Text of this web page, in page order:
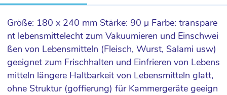
Größe: 180 x 240 mm Stärke: 90 µ Farbe: transpare
nt lebensmittelecht zum Vakuumieren und Einschwei
ßen von Lebensmitteln (Fleisch, Wurst, Salami usw)
geeignet zum Frischhalten und Einfrieren von Lebens
mitteln längere Haltbarkeit von Lebensmitteln glatt,
ohne Struktur (goffierung) für Kammergeräte geeign